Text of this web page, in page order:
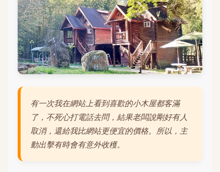
有一次我在網站上看到喜歡的小木屋都客滿
了，不死心打電話去問，結果老闆說剛好有人
取消，還給我比網站更便宜的價格。所以，主
動出擊有時會有意外收穫。